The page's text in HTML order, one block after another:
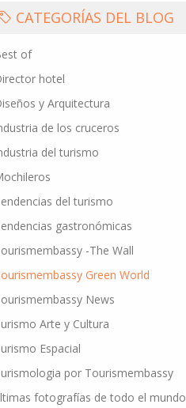
CATEGORÍAS DEL BLOG
of
hotel
y Arquitectura
de los cruceros
del turismo
del turismo
gastronómicas
-The Wall
Green World
News
Arte y Cultura
Espacial
por Tourismembassy
fotografías de todo el mundo